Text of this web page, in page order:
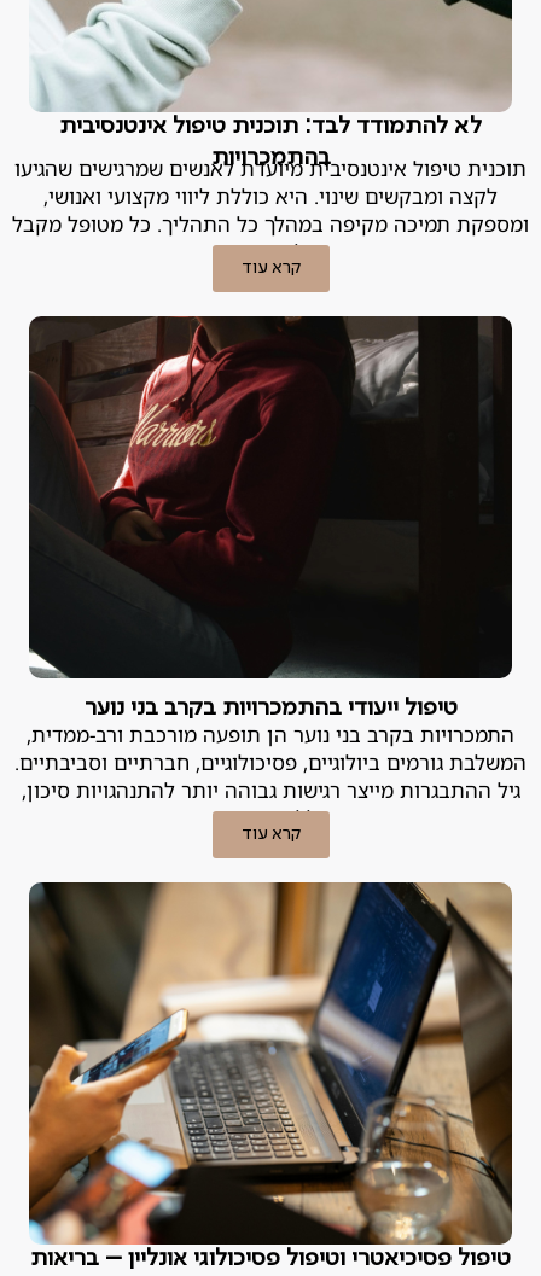
לא להתמודד לבד: תוכנית טיפול אינטנסיבית
בהתמכרויות
תוכנית טיפול אינטנסיבית מיועדת לאנשים שמרגישים שהגיעו
לקצה ומבקשים שינוי. היא כוללת ליווי מקצועי ואנושי,
ומספקת תמיכה מקיפה במהלך כל התהליך. כל מטופל מקבל
מעטפת טיפולית מותאמת אישית.
קרא עוד
טיפול ייעודי בהתמכרויות בקרב בני נוער
התמכרויות בקרב בני נוער הן תופעה מורכבת ורב-ממדית,
המשלבת גורמים ביולוגיים, פסיכולוגיים, חברתיים וסביבתיים.
גיל ההתבגרות מייצר רגישות גבוהה יותר להתנהגויות סיכון,
ובכללן התמכרות.
קרא עוד
טיפול פסיכיאטרי וטיפול פסיכולוגי אונליין – בריאות